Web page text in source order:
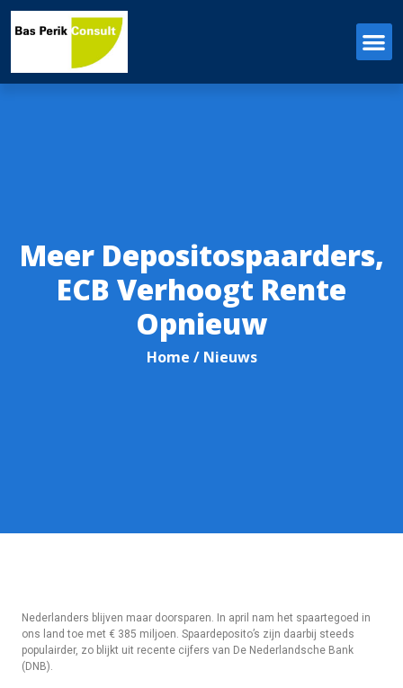
Meer Depositospaarders,
ECB Verhoogt Rente
Opnieuw
Home / Nieuws
Nederlanders blijven maar doorsparen. In april nam het spaartegoed in
ons land toe met € 385 miljoen. Spaardeposito’s zijn daarbij steeds
populairder, zo blijkt uit recente cijfers van De Nederlandsche Bank
(DNB).